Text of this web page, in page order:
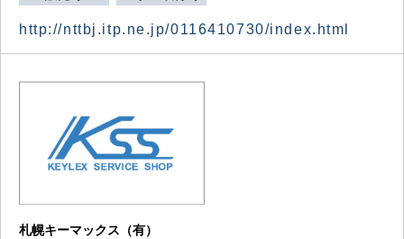
http://nttbj.itp.ne.jp/0116410730/index.html
札幌キーマックス（有）